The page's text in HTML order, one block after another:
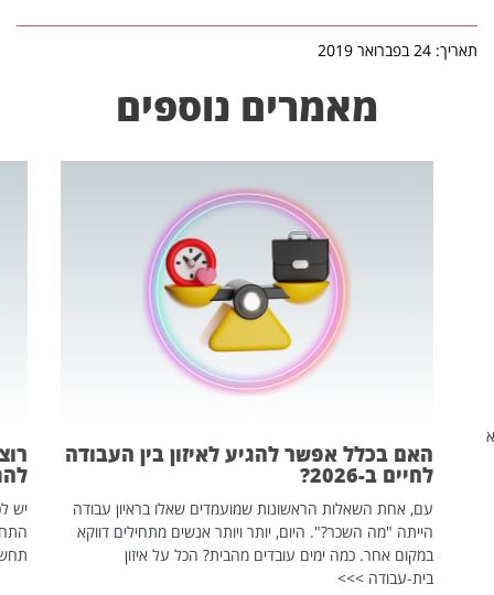
תאריך: 24 בפברואר 2019
מאמרים נוספים
האם בכלל אפשר להגיע לאיזון בין העבודה
לחיים ב-2026?
עם, אחת השאלות הראשונות שמועמדים שאלו בראיון עבודה
הייתה "מה השכר?". היום, יותר ויותר אנשים מתחילים דווקא
במקום אחר. כמה ימים עובדים מהבית? הכל על איזון
בית-עבודה >>>
יש